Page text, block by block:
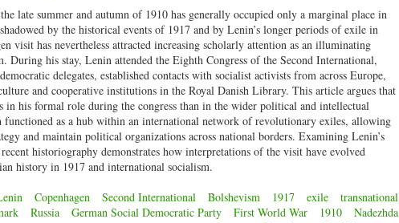
late summer and autumn of 1910 has generally occupied only a marginal place in
by the historical events of 1917 and by Lenin’s longer periods of exile in
visit has nevertheless attracted increasing scholarly attention as an illuminating
During his stay, Lenin attended the Eighth Congress of the Second International,
delegates, established contacts with socialist activists from across Europe,
and cooperative institutions in the Royal Danish Library. This article argues that
in his formal role during the congress than in the wider political and intellectual
as a hub within an international network of revolutionary exiles, allowing
and maintain political organizations across national borders. Examining Lenin’s
historiography demonstrates how interpretations of the visit have evolved
history in 1917 and international socialism.
Copenhagen Second International Bolshevism 1917 exile
transnational
Russia German Social Democratic Party First World War 1910
Nadezhda